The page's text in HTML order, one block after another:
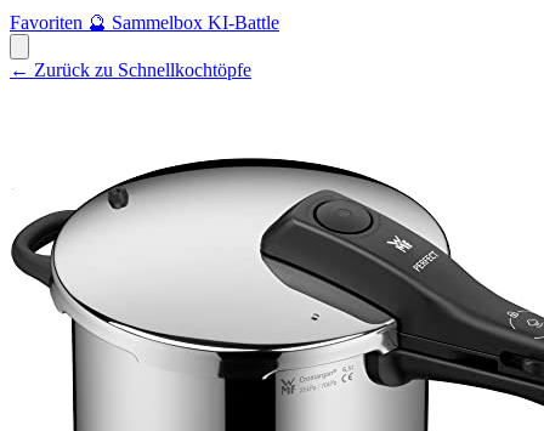
Favoriten 🔮 Sammelbox KI-Battle
← Zurück zu Schnellkochtöpfe